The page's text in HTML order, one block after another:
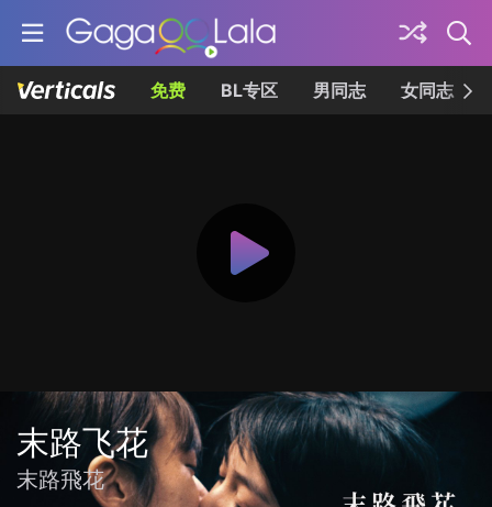
免费 BL专区 男同志 女同志
末路飞花
末路飛花